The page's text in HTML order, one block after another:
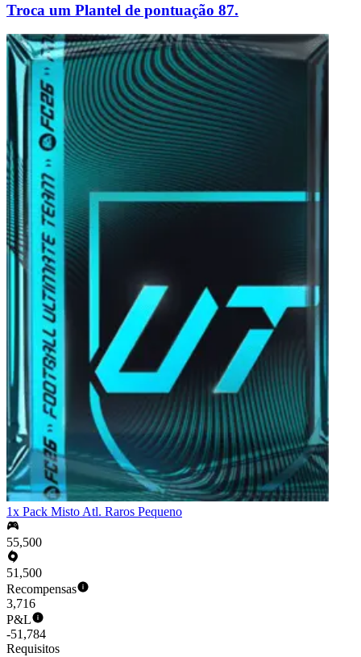
Troca um Plantel de pontuação 87.
1x Pack Misto Atl. Raros Pequeno
55,500
51,500
Recompensas
3,716
P&L
-51,784
Requisitos